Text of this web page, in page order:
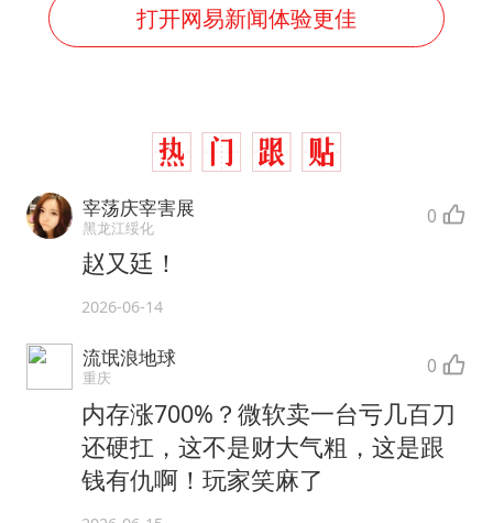
打开网易新闻体验更佳
宰荡庆宰害展
黑龙江绥化 0
赵又廷！
2026-06-14
流氓浪地球
重庆 0
内存涨700%？微软卖一台亏几百刀
还硬扛，这不是财大气粗，这是跟
钱有仇啊！玩家笑麻了